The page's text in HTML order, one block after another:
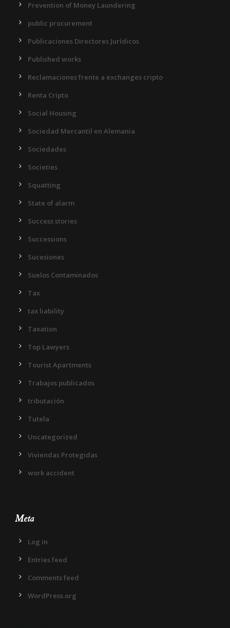
Prevention of Money Laundering
public procurement
Publicaciones Directores Jurídicos
Published works
Reclamaciones frente a exchanges cripto
Renta Cripto
Social Housing
Sociedad Mercantil en Alemania
Sociedades
Societies
Squatting
State of alarm
Success stories
Successions
Sucesiones
Suelos Contaminados
Tax
tax liability
Taxation
Top Lawyers
Tourist Apartments
Trabajos publicados
tributación
Tutela
Uncategorized
Viviendas Protegidas
work accident
Meta
Log in
Entries feed
Comments feed
WordPress.org